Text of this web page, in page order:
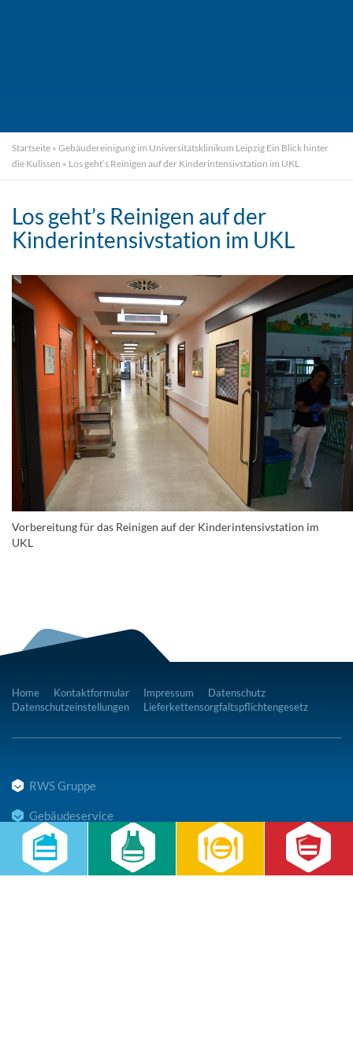
Startseite » Gebäudereinigung im Universitätsklinikum Leipzig Ein Blick hinter
die Kulissen » Los geht’s Reinigen auf der Kinderintensivstation im UKL
Los geht’s Reinigen auf der
Kinderintensivstation im UKL
Vorbereitung für das Reinigen auf der Kinderintensivstation im
UKL
Home Kontaktformular Impressum
Datenschutz
Datenschutzeinstellungen
Lieferkettensorgfaltspflichtengesetz
RWS Gruppe
Gebäudeservice
Hauswirtschaft
Cateringservice